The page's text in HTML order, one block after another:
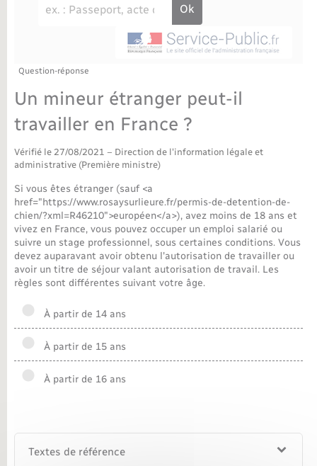
Recensement militaire
Info jeunes
Maison des jeunes (11-17 ans)
Associations
Saison culturelle
Bibliothèques
Sport
Tourisme
Nouvel habitant
Nouvelle activité
Organisation d’événement
Bornes de recharge électrique
Travaux - Autorisation d’occupation de l’espace
Agenda
La Communauté de communes
Plan interactif
Question-réponse
Un mineur étranger peut-il
travailler en France ?
Vérifié le 27/08/2021 – Direction de l'information légale et
administrative (Première ministre)
Si vous êtes étranger (sauf <a
href="https://www.rosaysurlieure.fr/permis-de-detention-de-
chien/?xml=R46210">européen</a>), avez moins de 18 ans et
vivez en France, vous pouvez occuper un emploi salarié ou
suivre un stage professionnel, sous certaines conditions. Vous
devez auparavant avoir obtenu l'autorisation de travailler ou
avoir un titre de séjour valant autorisation de travail. Les
règles sont différentes suivant votre âge.
À partir de 14 ans
À partir de 15 ans
À partir de 16 ans
Textes de référence